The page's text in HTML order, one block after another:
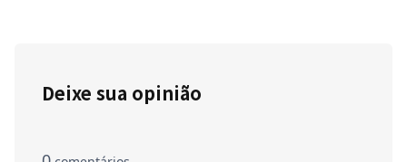
Deixe sua opinião